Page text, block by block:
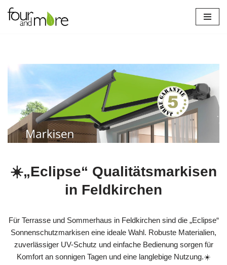
Zum
☀️„Eclipse“ Qualitätsmarkisen
in Feldkirchen
Für Terrasse und Sommerhaus in Feldkirchen sind die „Eclipse“
Sonnenschutzmarkisen eine ideale Wahl. Robuste Materialien,
zuverlässiger UV-Schutz und einfache Bedienung sorgen für
Komfort an sonnigen Tagen und eine langlebige Nutzung.☀️